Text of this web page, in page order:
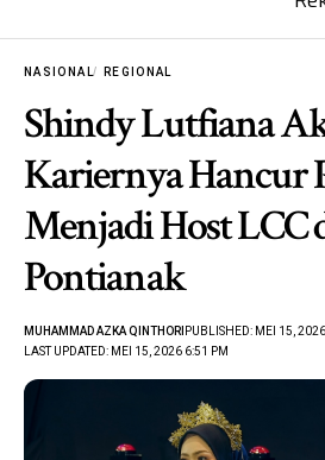
NASIONAL REGIONAL
Shindy Lutfiana
Kariernya Hancur
Menjadi Host LCC
Pontianak
LAST UPDATED: MEI 15, 2026 6:51 PM
MUHAMMAD AZKA QINTHORI PUBLISHED: MEI 15, 2026